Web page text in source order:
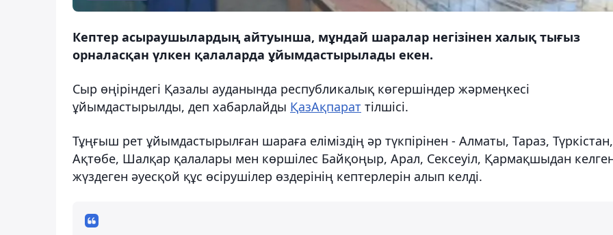
Кептер асыраушылардың айтуынша, мұндай шаралар негізінен халық тығыз
орналасқан үлкен қалаларда ұйымдастырылады екен.
Сыр өңіріндегі Қазалы ауданында республикалық көгершіндер жәрмеңкесі
ұйымдастырылды, деп хабарлайды ҚазАқпарат тілшісі.
Тұңғыш рет ұйымдастырылған шараға еліміздің әр түкпірінен - Алматы, Тараз, Түркістан,
Ақтөбе, Шалқар қалалары мен көршілес Байқоңыр, Арал, Сексеуіл, Қармақшыдан
жүздеген әуесқой құс өсірушілер өздерінің кептерлерін алып келді.